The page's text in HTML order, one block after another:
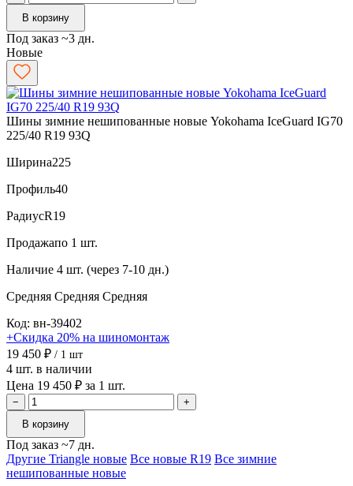
В корзину
Под заказ ~3 дн.
Новые
Шины зимние нешипованные новые Yokohama IceGuard IG70
225/40 R19 93Q
Ширина225
Профиль40
РадиусR19
Продажапо 1 шт.
Наличие 4 шт. (через 7-10 дн.)
Средняя Средняя Средняя
Код: вн-39402
+Скидка 20% на шиномонтаж
19 450 ₽ / 1 шт
4 шт. в наличии
Цена 19 450 ₽ за 1 шт.
−
+
В корзину
Под заказ ~7 дн.
Другие Triangle новые Все новые R19 Все зимние
нешипованные новые